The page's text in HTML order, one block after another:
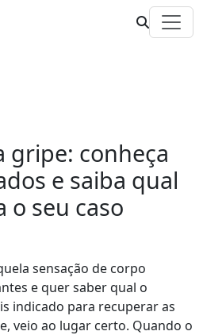
gripe: conheça
e saiba qual
o seu caso
sensação de corpo
e quer saber qual o
indicado para recuperar as
veio ao lugar certo. Quando o